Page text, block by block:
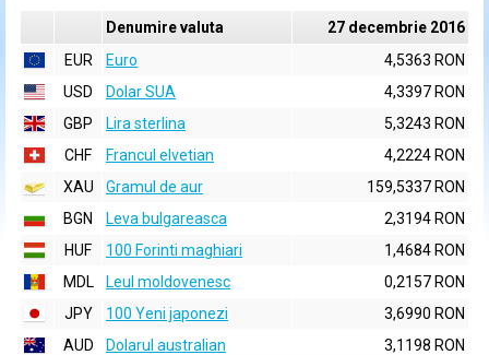
Denumire valuta
27 decembrie 2016
EUR
Euro
4,5363 RON
USD
Dolar SUA
4,3397 RON
GBP
Lira sterlina
5,3243 RON
CHF
Francul elvetian
4,2224 RON
XAU
Gramul de aur
159,5337 RON
BGN
Leva bulgareasca
2,3194 RON
HUF
100 Forinti maghiari
1,4684 RON
MDL
Leul moldovenesc
0,2157 RON
JPY
100 Yeni japonezi
3,6990 RON
AUD
Dolarul australian
3,1198 RON